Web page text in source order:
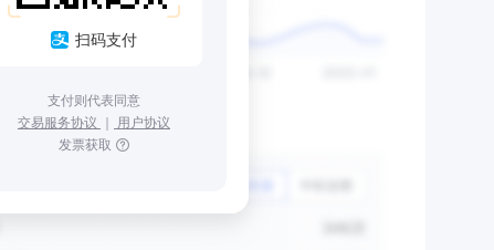
扫码支付
支付则代表同意
交易服务协议 ｜ 用户协议
发票获取